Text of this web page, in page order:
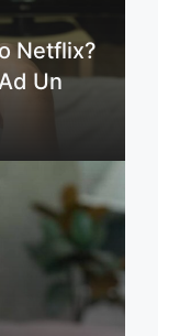
Netflix?
Un